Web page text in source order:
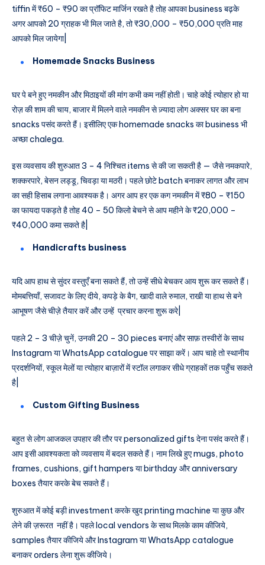
tiffin में ₹60 – ₹90 का प्रॉफिट मार्जिन रखते है तोह आपका business बढ़के
अगर आपको 20 ग्राहक भी मिल जाते है, तो ₹30,000 – ₹50,000 प्रति माह
आपको मिल जायेगा|
Homemade Snacks Business
घर पे बने हुए नमकीन और मिठाइयों की मांग कभी कम नहीं होती। चाहे कोई त्योहार हो या
रोज़ की शाम की चाय, बाजार में मिलने वाले नमकीन से ज़्यादा लोग अक्सर घर का बना
snacks पसंद करते हैं। इसीलिए एक homemade snacks का business भी
अच्छा chalega.
इस व्यवसाय की शुरुआत 3 – 4 निश्चित items से की जा सकती है — जैसे नमकपारे,
शक्करपारे, बेसन लड्डू, चिवड़ा या मठरी। पहले छोटे batch बनाकर लागत और लाभ
का सही हिसाब लगाना आवश्यक है। अगर आप हर एक कग नमकीन में ₹80 – ₹150
का फायदा पकड़ते है तोह 40 – 50 किलो बेचने से आप महीने के ₹20,000 –
₹40,000 कमा सकते है|
Handicrafts business
यदि आप हाथ से सुंदर वस्तुएँ बना सकते हैं, तो उन्हें सीधे बेचकर आय शुरू कर सकते हैं।
मोमबत्तियाँ, सजावट के लिए दीये, कपड़े के बैग, खादी वाले रुमाल, राखी या हाथ से बने
आभूषण जैसे चीज़े तैयार करें और उन्हें प्रचार करना शुरू करे|
पहले 2 – 3 चीज़े चुनें, उनकी 20 – 30 pieces बनाएं और साफ़ तस्वीरों के साथ
Instagram या WhatsApp catalogue पर साझा करें। आप चाहे तो स्थानीय
प्रदर्शनियों, स्कूल मेलों या त्योहार बाज़ारों में स्टॉल लगाकर सीधे ग्राहकों तक पहुँच सकते
है|
Custom Gifting Business
बहुत से लोग आजकल उपहार की तौर पर personalized gifts देना पसंद करते हैं।
आप इसी आवश्यकता को व्यवसाय में बदल सकते हैं। नाम लिखे हुए mugs, photo
frames, cushions, gift hampers या birthday और anniversary
boxes तैयार करके बेच सकते हैं।
शुरुआत में कोई बड़ी investment करके खुद printing machine या कुछ और
लेने की ज़रूरत नहीं है। पहले local vendors के साथ मिलके काम कीजिये,
samples तैयार कीजिये और Instagram या WhatsApp catalogue
बनाकर orders लेना शुरू कीजिये।